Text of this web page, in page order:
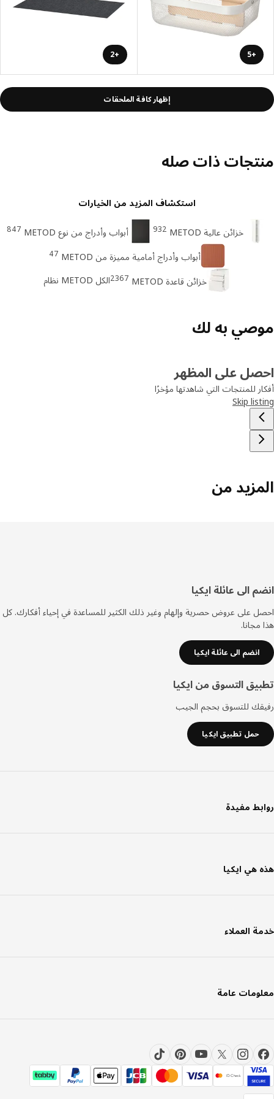
+5
+2
إظهار كافة الملحقات
ذات صله
استكشاف المزيد من الخيارات
خزائن عالية METOD 932 أبواب وأدراج من نوع METOD 847
أبواب وأدراج أمامية مميزة من METOD 47
خزائن قاعدة METOD 2367الكل METOD نظام
به لك
على المظهر
للمنتجات التي شاهدتها مؤخرًا
Skip
من
الى عائلة ايكيا
على عروض حصرية وإلهام وغير ذلك الكثير للمساعدة في إحياء أفكارك. كل
انضم الى عائلة ايكيا
التسوق من ايكيا
للتسوق بحجم الجيب
حمل تطبيق ايكيا
مفيدة
هي ايكيا
العملاء
عامة